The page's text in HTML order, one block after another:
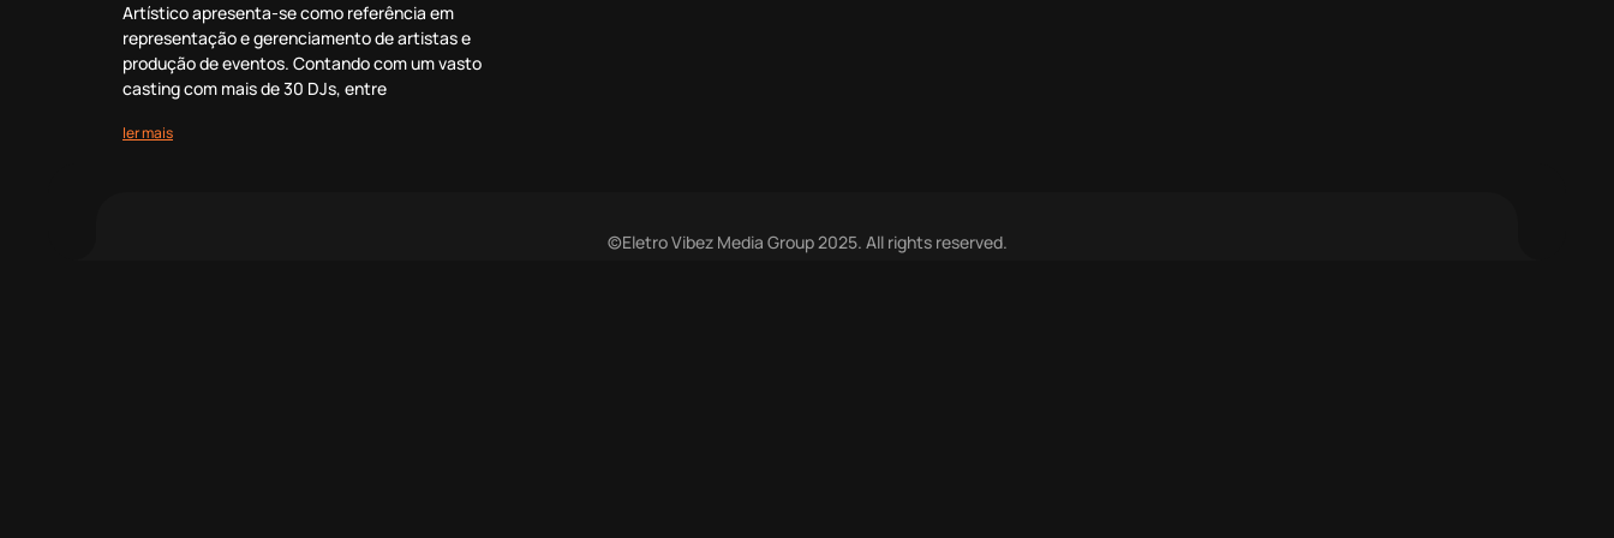
Artístico apresenta-se como referência em
representação e gerenciamento de artistas e
produção de eventos. Contando com um vasto
casting com mais de 30 DJs, entre
ler mais
©Eletro Vibez Media Group 2025. All rights reserved.